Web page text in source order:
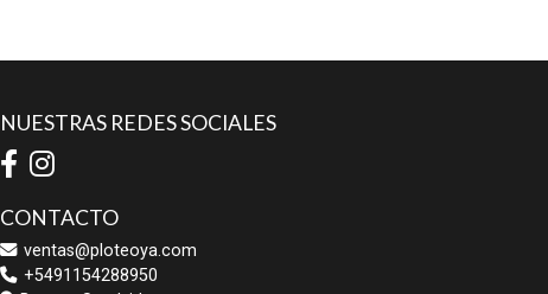
NUESTRAS REDES SOCIALES
CONTACTO
ventas@ploteoya.com
+5491154288950